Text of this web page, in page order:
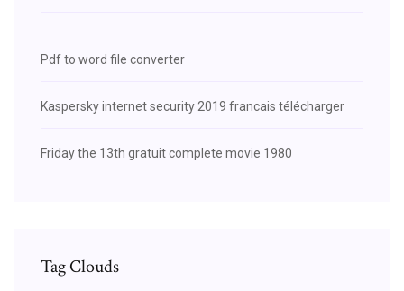
Pdf to word file converter
Kaspersky internet security 2019 francais télécharger
Friday the 13th gratuit complete movie 1980
Tag Clouds